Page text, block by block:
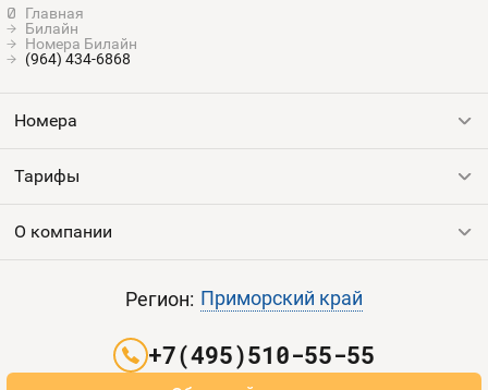
Билайн
Номера Билайн
(964) 434-6868
Номера
Все номера
Тарифы
Выгодные тарифы
О компании
Оплата и доставка
Регион: Приморский край
+7(495)510-55-55